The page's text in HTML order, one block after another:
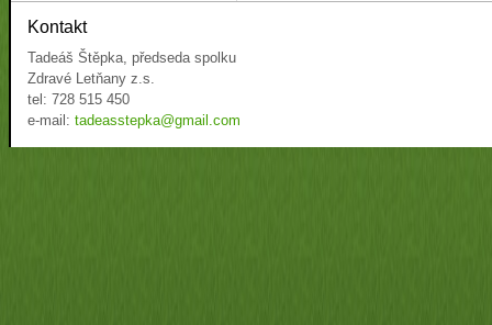
Kontakt
Tadeáš Štěpka, předseda spolku
Zdravé Letňany z.s.
tel: 728 515 450
e-mail: tadeasstepka@gmail.com